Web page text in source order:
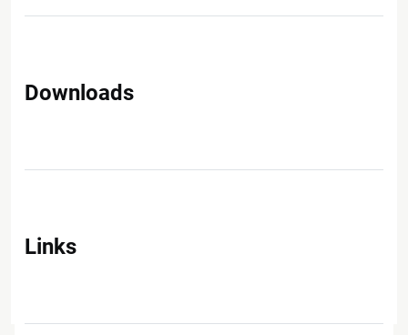
Downloads
Links